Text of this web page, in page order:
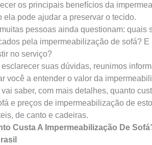
os principais benefícios da
ela pode ajudar a preservar o tecido.
pessoas ainda questionam: quais
pela impermeabilização de sofá?
no serviço?
esclarecer suas dúvidas, reunimos
você a entender o valor da
saber, com mais detalhes, quanto
e preços de impermeabilização de
de canto e cadeiras.
Custa A Impermeabilização De